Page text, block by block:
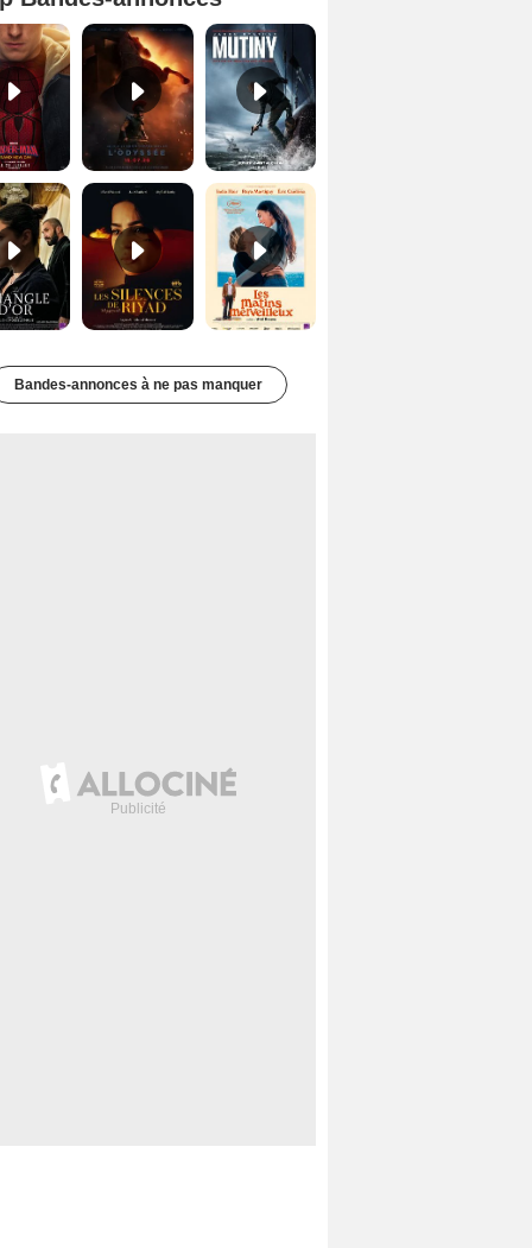
Spider-Man: Brand New Day Bande-annonce VO STFR L'Odyssée Bande-annonce VO STFR
Les Silences de Riyad Bande-annonce VO STFR Les Matins merveilleux Bande-annonce VF
Bandes-annonces à ne pas manquer